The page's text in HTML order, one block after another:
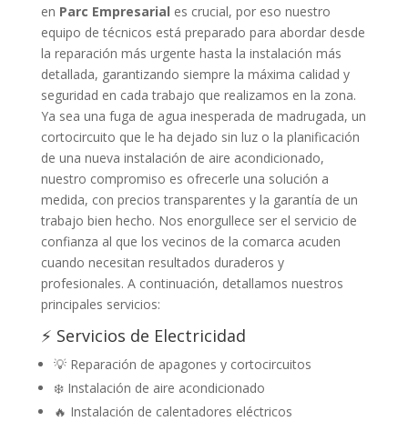
en Parc Empresarial es crucial, por eso nuestro
equipo de técnicos está preparado para abordar desde
la reparación más urgente hasta la instalación más
detallada, garantizando siempre la máxima calidad y
seguridad en cada trabajo que realizamos en la zona.
Ya sea una fuga de agua inesperada de madrugada, un
cortocircuito que le ha dejado sin luz o la planificación
de una nueva instalación de aire acondicionado,
nuestro compromiso es ofrecerle una solución a
medida, con precios transparentes y la garantía de un
trabajo bien hecho. Nos enorgullece ser el servicio de
confianza al que los vecinos de la comarca acuden
cuando necesitan resultados duraderos y
profesionales. A continuación, detallamos nuestros
principales servicios:
⚡ Servicios de Electricidad
💡 Reparación de apagones y cortocircuitos
❄️ Instalación de aire acondicionado
🔥 Instalación de calentadores eléctricos